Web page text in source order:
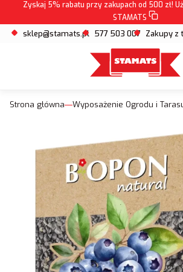
Zyskaj 5% rabatu przy zakupach od 500 zł!
STAMATS
sklep@stamats.pl 577 503 007 Zakupy z
Strona główna Wyposażenie Ogrodu i